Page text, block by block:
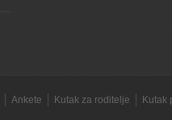
Ankete Kutak za roditelje Kutak